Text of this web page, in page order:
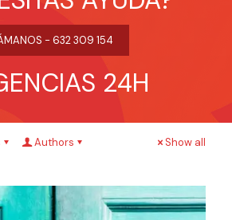
- 632 309 154
24H
Authors Show all